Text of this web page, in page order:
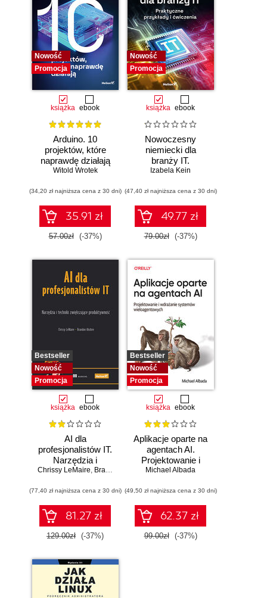
Nowość
Promocja
książka ebook
Arduino. 10
projektów, które
naprawdę działają
Witold Wrotek
(34,20 zł najniższa cena z 30 dni)
35.91 zł
57.00zł (-37%)
Nowość
Promocja
książka ebook
Nowoczesny
niemiecki dla
branży IT.
Praktyczne
ćwiczenia
Izabela Kein
(47,40 zł najniższa cena z 30 dni)
49.77 zł
79.00zł (-37%)
Bestseller
Nowość
Promocja
książka ebook
AI dla
profesjonalistów IT.
Narzędzia i
techniki
produktywność
Chrissy LeMaire, Brandon Abshire
(77,40 zł najniższa cena z 30 dni)
81.27 zł
129.00zł (-37%)
Bestseller
Nowość
Promocja
książka ebook
Aplikacje oparte na
agentach AI.
Projektowanie i
wdrażanie
wieloagentowych
Michael Albada
(49,50 zł najniższa cena z 30 dni)
62.37 zł
99.00zł (-37%)